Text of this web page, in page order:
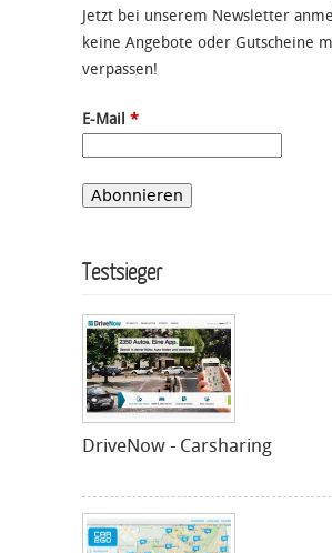
Jetzt bei unserem Newsletter
keine Angebote oder Gutscheine
verpassen!
E-Mail *
Testsieger
DriveNow - Carsharing